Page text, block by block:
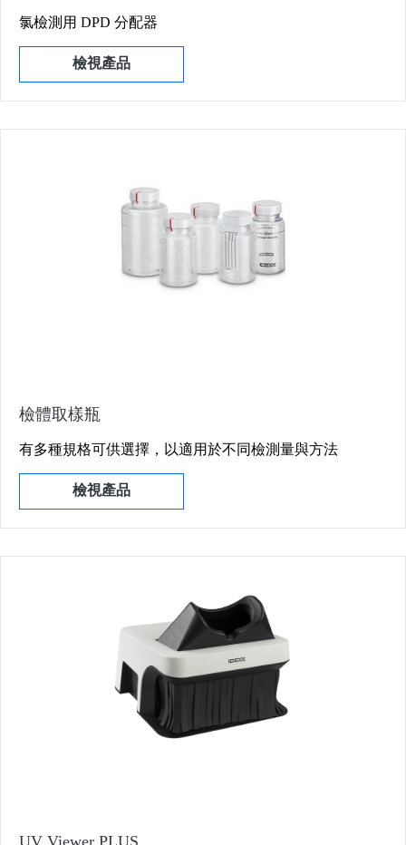
氯檢測用 DPD 分配器
檢視產品
檢體取樣瓶
有多種規格可供選擇，以適用於不同檢測量與方法
檢視產品
UV Viewer PLUS